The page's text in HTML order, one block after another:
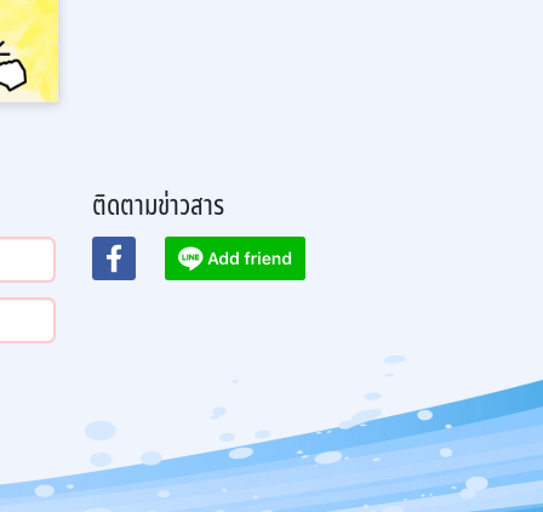
ติดตามข่าวสาร